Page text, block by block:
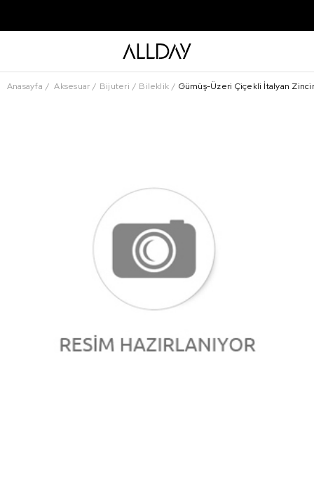
Anasayfa Aksesuar Bijuteri Bileklik Gümüş-Üzeri Çiçekli İtalyan